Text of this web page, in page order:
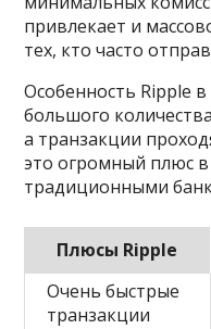
привлекает и
тех, кто часто
Особенность Ripple
большого
а транзакции
это огромный плюс в
традиционными
Плюсы Ripple
Очень быстрые
транзакции